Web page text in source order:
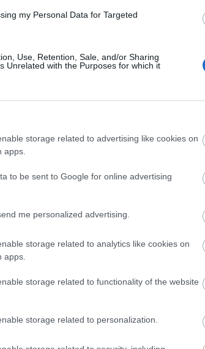
my Personal Data for Targeted
Use, Retention, Sale, and/or Sharing
Unrelated with the Purposes for which it
storage related to advertising like cookies on
apps.
to be sent to Google for online advertising
me personalized advertising.
storage related to analytics like cookies on
apps.
storage related to functionality of the website
storage related to personalization.